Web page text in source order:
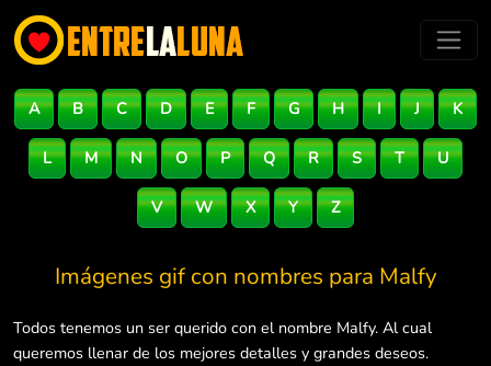
A B C D E F G H I J K
L M N O P Q R S T U
V W X Y Z
Imágenes gif con nombres para Malfy
Todos tenemos un ser querido con el nombre Malfy. Al cual
queremos llenar de los mejores detalles y grandes deseos.